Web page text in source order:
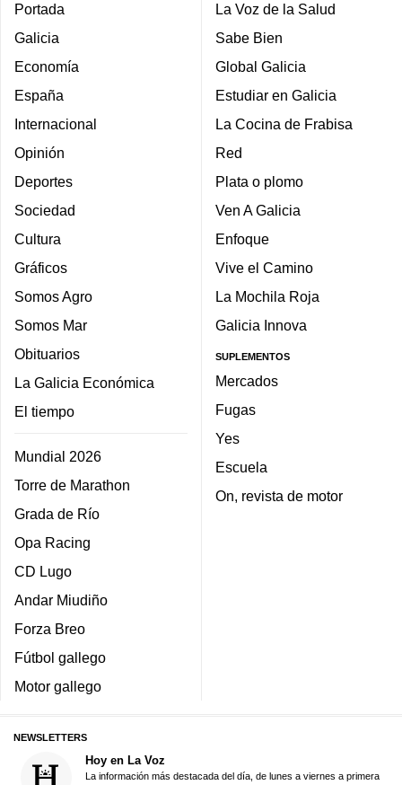
Portada
Galicia
Economía
España
Internacional
Opinión
Deportes
Sociedad
Cultura
Gráficos
Somos Agro
Somos Mar
Obituarios
La Galicia Económica
El tiempo
Mundial 2026
Torre de Marathon
Grada de Río
Opa Racing
CD Lugo
Andar Miudiño
Forza Breo
Fútbol gallego
Motor gallego
La Voz de la Salud
Sabe Bien
Global Galicia
Estudiar en Galicia
La Cocina de Frabisa
Red
Plata o plomo
Ven A Galicia
Enfoque
Vive el Camino
La Mochila Roja
Galicia Innova
SUPLEMENTOS
Mercados
Fugas
Yes
Escuela
On, revista de motor
NEWSLETTERS
Hoy en La Voz
La información más destacada del día, de lunes a viernes a primera